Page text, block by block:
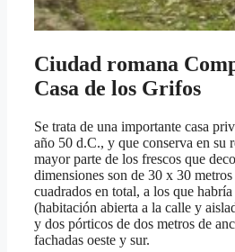
Ciudad romana
Casa de los Grifos
Se trata de una importante casa
año 50 d.C., y que conserva en su
mayor parte de los frescos que
dimensiones son de 30 x 30
cuadrados en total, a los que
(habitación abierta a la calle y
y dos pórticos de dos metros de
fachadas oeste y sur.